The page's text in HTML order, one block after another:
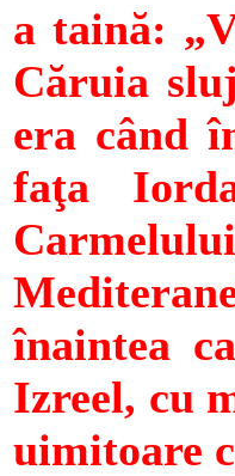
a taină:
Căruia
era când
faţa
înaintea
Izreel, cu
uimitoare